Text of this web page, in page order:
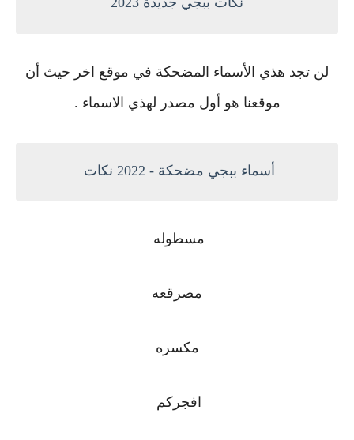
لن تجد هذي الأسماء المضحكة في موقع اخر حيث أن
موقعنا هو أول مصدر لهذي الاسماء .
أسماء ببجي مضحكة - 2022 نكات
مسطوله
مصرقعه
مكسره
افجركم